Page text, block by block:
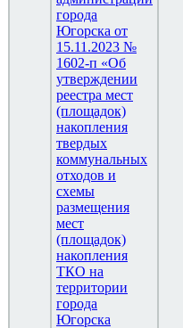
города
Югорска от
15.11.2023 №
1602-п «Об
утверждении
реестра мест
(площадок)
накопления
твердых
коммунальных
отходов и
схемы
размещения
мест
(площадок)
накопления
ТКО на
территории
города
Югорска